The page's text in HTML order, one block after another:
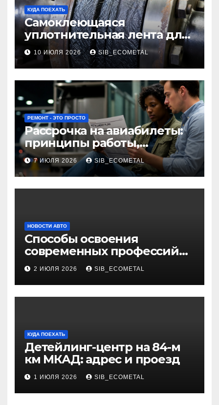
КУДА ПОЕХАТЬ
Самоклеющаяся
уплотнительная лента для
огнезащиты фланцевых
соединений
10 ИЮЛЯ 2026 SIB_ECOMETAL
РЕМОНТ - ЭТО ПРОСТО
Рассрочка на авиабилеты:
принципы работы,
требования и
потенциальные риски
7 ИЮЛЯ 2026 SIB_ECOMETAL
НОВОСТИ АВТО
Способы освоения
современных профессий
через онлайн-курсы
2 ИЮЛЯ 2026 SIB_ECOMETAL
КУДА ПОЕХАТЬ
Детейлинг-центр на 84-м
км МКАД: адрес и проезд
1 ИЮЛЯ 2026 SIB_ECOMETAL